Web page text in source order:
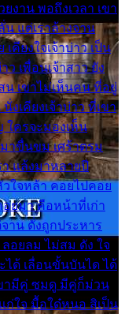
งาน พอถึงเวลา เขา
แต่เราล้างจาน
คียงใจเจ้าบ่าว เป็น
เพื่อนเจ้าสาว ยัง
เขาไม่เห็นคน ที่อยู่
งเคียงเจ้าบ่าว ที่เขา
ใครจะมองเห็น
าขื่นขม เศร้าตรม
แล้งมาหลายปี
ใจหล้า คอยไปคอย
ยมา คือหน้าที่เก่า
าน ดั่งถูกประหาร
อยลม ไม่สม ดัง ใจ
ได้ เลื่อนขั้นบันได ได้
ขามีคู่ ซมดู มีคู่ก็ม่วน
ก่ใจ มื้อใด๋หนอ สิเป็น